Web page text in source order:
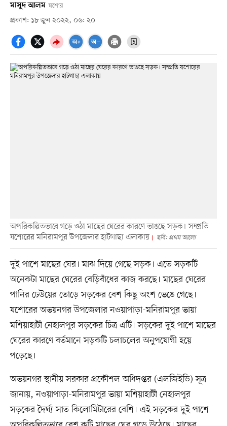
মাসুদ আলম যশোর
প্রকাশ: ১৮ জুন ২০২২, ০৬: ২০
অপরিকল্পিতভাবে গড়ে ওঠা মাছের ঘেরের কারণে ভাঙছে সড়ক। সম্প্রতি
যশোরের মনিরামপুর উপজেলার হাটগাছা এলাকায়
ছবি: প্রথম আলো
দুই পাশে মাছের ঘের। মাঝ দিয়ে গেছে সড়ক। এতে সড়কটি
অনেকটা মাছের ঘেরের বেড়িবাঁধের কাজ করছে। মাছের ঘেরের
পানির ঢেউয়ের তোড়ে সড়কের বেশ কিছু অংশ ভেঙে গেছে।
যশোরের অভয়নগর উপজেলার নওয়াপাড়া-মনিরামপুর ভায়া
মশিয়াহাটী নেহালপুর সড়কের চিত্র এটি। সড়কের দুই পাশে মাছের
ঘেরের কারণে বর্তমানে সড়কটি চলাচলের অনুপযোগী হয়ে
পড়েছে।
অভয়নগর স্থানীয় সরকার প্রকৌশল অধিদপ্তর (এলজিইডি) সূত্র
জানায়, নওয়াপাড়া-মনিরামপুর ভায়া মশিয়াহাটী নেহালপুর
সড়কের দৈর্ঘ্য সাত কিলোমিটারের বেশি। এই সড়কের দুই পাশে